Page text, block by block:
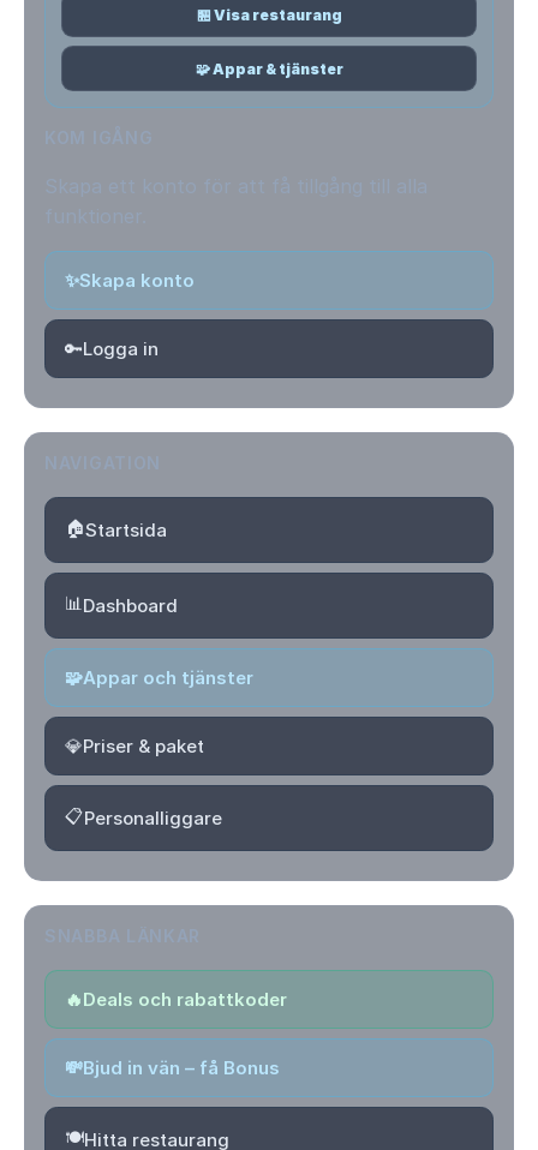
🏪 Visa restaurang
🧩 Appar & tjänster
✨Skapa konto
🔑Logga in
🏠Startsida
📊Dashboard
🧩Appar och tjänster
💎Priser & paket
📋Personalliggare
🔥Deals och rabattkoder
💸Bjud in vän – få Bonus
🍽️Hitta restaurang